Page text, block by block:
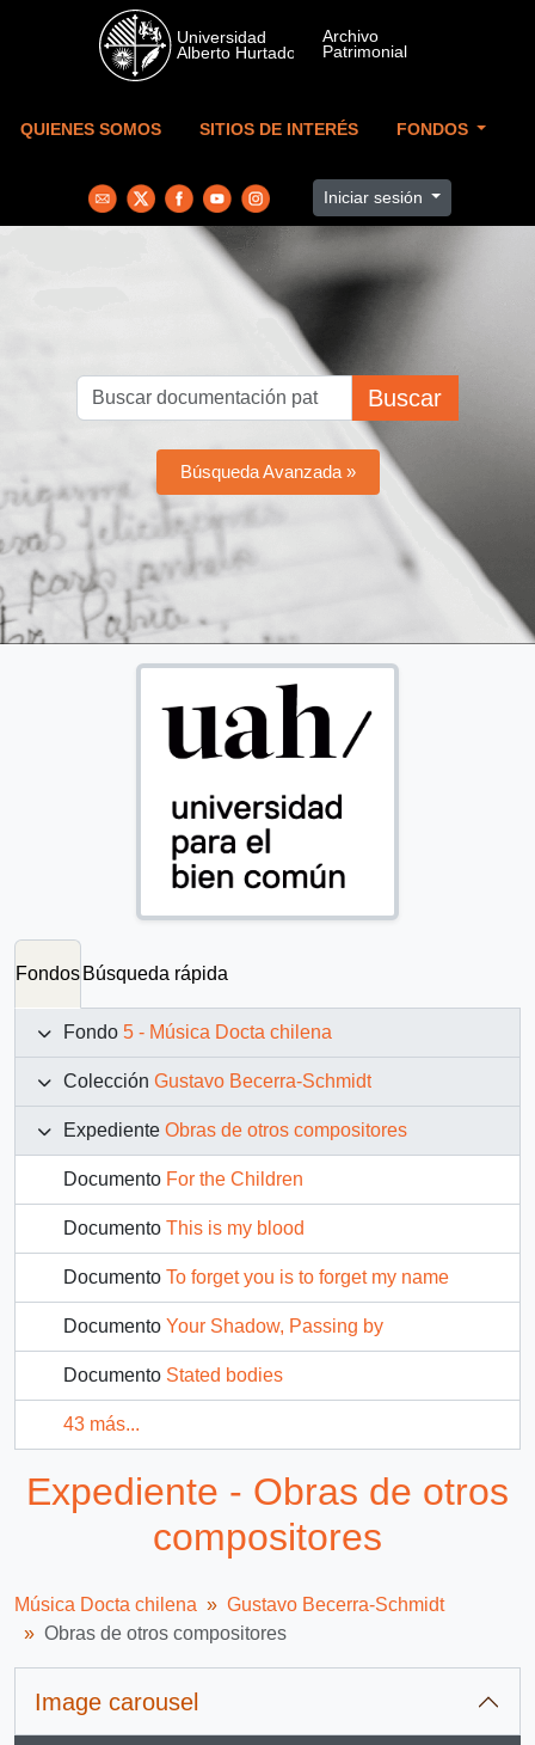
Skip to main content
QUIENES SOMOS SITIOS DE INTERÉS FONDOS
Iniciar sesión
Buscar
Búsqueda Avanzada »
Fondos Búsqueda rápida
Fondo 5 - Música Docta chilena
Colección Gustavo Becerra-Schmidt
Expediente Obras de otros compositores
Documento For the Children
Documento This is my blood
Documento To forget you is to forget my name
Documento Your Shadow, Passing by
Documento Stated bodies
43 más...
Expediente - Obras de otros
compositores
Música Docta chilena
Gustavo Becerra-Schmidt
Obras de otros compositores
Image carousel